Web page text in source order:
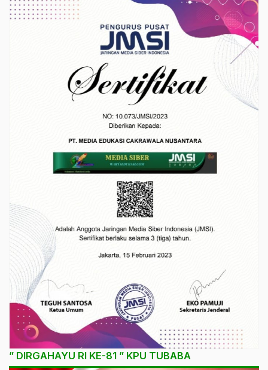
” DIRGAHAYU RI KE-81 ” KPU TUBABA